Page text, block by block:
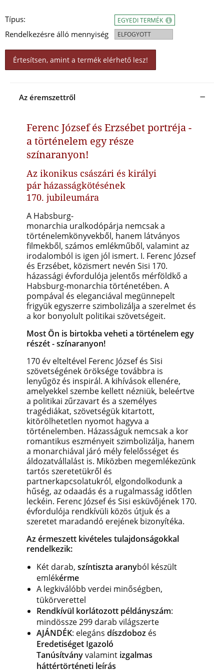
Típus:
Rendelkezésre álló mennyiség
EGYEDI TERMÉK
ELFOGYOTT
Értesítsen, amint a termék elérhető lesz!
Az éremszettről
Ferenc József és Erzsébet portréja -
atörténelem egy része
színaranyon!
Az ikonikus császári és királyi
pár házasságkötésének
170. jubileumára
A Habsburg-
monarchia uralkodópárja nemcsak a
történelemkönyvekből, hanem látványos
filmekből, számos emlékműből, valamint az
irodalomból is igen jól ismert. I. Ferenc József
és Erzsébet, közismert nevén Sisi 170.
házassági évfordulója jelentős mérföldkő a
Habsburg-monarchia történetében. A
pompával és eleganciával megünnepelt
frigyük egyszerre szimbolizálja a szerelmet és
a kor bonyolult politikai szövetségeit.
Most Ön is birtokba veheti a történelem egy
részét - színaranyon!
170 év elteltével Ferenc József és Sisi
szövetségének öröksége továbbra is
lenyűgöz és inspirál. A kihívások ellenére,
amelyekkel szembe kellett nézniük, beleértve
a politikai zűrzavart és a személyes
tragédiákat, szövetségük kitartott,
kitörölhetetlen nyomot hagyva a
történelemben. Házasságuk nemcsak a kor
romantikus eszményeit szimbolizálja, hanem
a monarchiával járó mély felelősséget és
áldozatvállalást is. Miközben megemlékezünk
tartós szeretetükről és
partnerkapcsolatukról, elgondolkodunk a
hűség, az odaadás és a rugalmasság időtlen
leckéin. Ferenc József és Sisi esküvőjének 170.
évfordulója rendkívüli közös útjuk és a
szeretet maradandó erejének bizonyítéka.
Az érmeszett kivételes tulajdonságokkal
rendelkezik:
Két darab, színtiszta aranyból készült
emlékérme
A legkiválóbb verdei minőségben,
tükörverettel
Rendkívül korlátozott példányszám:
mindössze 299 darab világszerte
AJÁNDÉK: elegáns díszdoboz és
Eredetiséget Igazoló
Tanúsítványvalamint izgalmas
háttértörténeti leírás